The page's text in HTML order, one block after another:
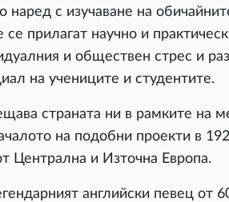
наред с изучаване на
прилагат научно и
и обществен стрес и
на учениците и студентите.
страната ни в рамките на
на подобни проекти в
Централна и Източна Европа.
английски певец от